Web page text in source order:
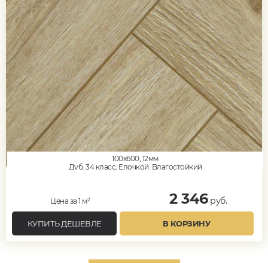
100x600, 12мм
Дуб, 34 класс, Елочкой, Влагостойкий
Цена за 1 м² 2 346руб.
КУПИТЬ ДЕШЕВЛЕ В КОРЗИНУ